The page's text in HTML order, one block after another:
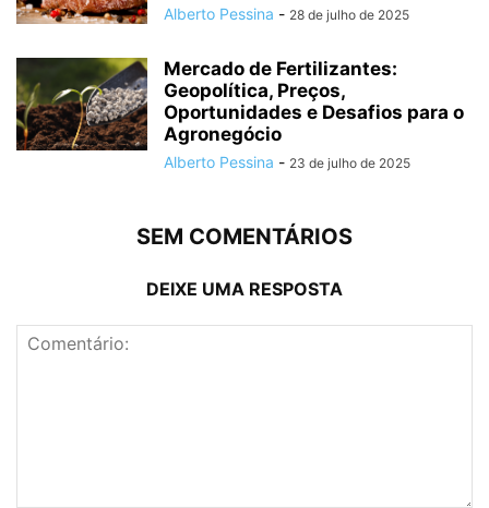
Alberto Pessina - 28 de julho de 2025
Mercado de Fertilizantes:
Geopolítica, Preços,
Oportunidades e Desafios para o
Agronegócio
Alberto Pessina - 23 de julho de 2025
SEM COMENTÁRIOS
DEIXE UMA RESPOSTA